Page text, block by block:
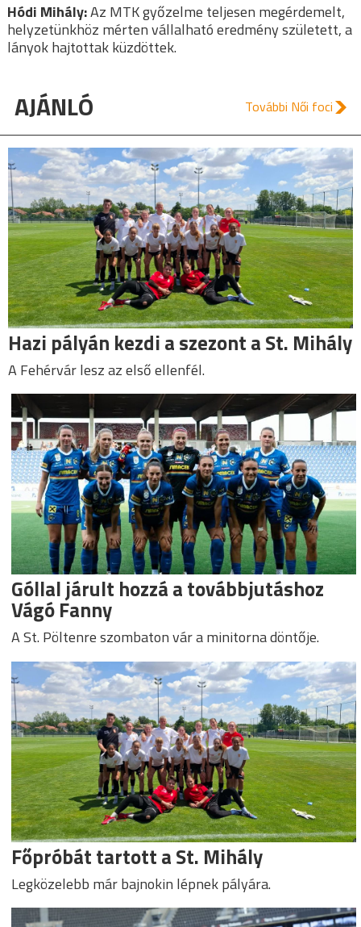
Hódi Mihály:Az MTK győzelme teljesen megérdemelt,
helyzetünkhöz mérten vállalható eredmény született, a
lányok hajtottak küzdöttek.
AJÁNLÓ További Női foci
Hazi pályán kezdi a szezont a St. Mihály
A Fehérvár lesz az első ellenfél.
Góllal járult hozzá a továbbjutáshoz
Vágó Fanny
A St. Pöltenre szombaton vár a minitorna döntője.
Főpróbát tartott a St. Mihály
Legközelebb már bajnokin lépnek pályára.